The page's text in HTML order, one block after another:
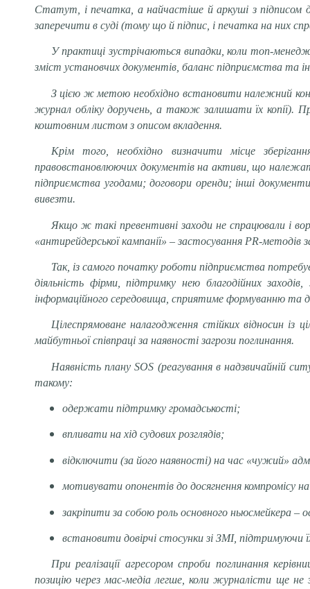
Статут, і печатка, а найчастіше й аркуші з підписом
заперечити в суді (тому що й підпис, і печатка на них
У практиці зустрічаються випадки, коли топ-
зміст установчих документів, баланс підприємства та
З цією ж метою необхідно встановити належний
журнал обліку доручень, а також залишати їх копії).
коштовним листом з описом вкладення.
Крім того, необхідно визначити місце
правовстановлюючих документів на активи, що
підприємства угодами; договори оренди; інші
вивезти.
Якщо ж такі превентивні заходи не спрацювали і
«антирейдерської кампанії» – застосування PR-
Так, із самого початку роботи підприємства
діяльність фірми, підтримку нею благодійних
інформаційного середовища, сприятиме формуванню та
Цілеспрямоване налагодження стійких відносин із
майбутньої співпраці за наявності загрози поглинання.
Наявність плану SOS (реагування в надзвичайній
такому:
одержати підтримку громадськості;
впливати на хід судових розглядів;
відключити (за його наявності) на час «чужий»
мотивувати опонентів до досягнення компромісу
закріпити за собою роль основного ньюсмейкера –
встановити довірчі стосунки зі ЗМІ, підтримуючи
При реалізації агресором спроби поглинання
позицію через мас-медіа легше, коли журналісти ще